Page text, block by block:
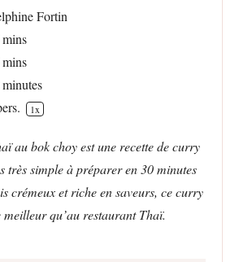
Fortin
mins
mins
1x
au bok choy est une recette de curry
très simple à préparer en 30 minutes
crémeux et riche en saveurs, ce curry
meilleur qu’au restaurant Thaï.